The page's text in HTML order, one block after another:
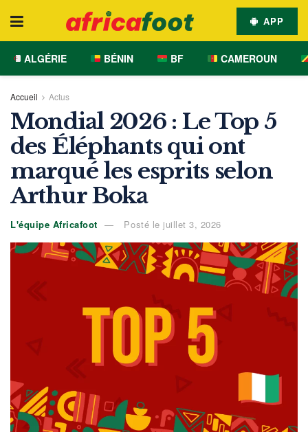
APP
ALGÉRIE BÉNIN BF CAMEROUN
Accueil Actus
Mondial 2026 : Le Top 5
des Éléphants qui ont
marqué les esprits selon
Arthur Boka
L'équipe Africafoot Posté le juillet 3, 2026